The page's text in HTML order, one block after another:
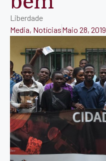
Liberdade
Media, NotíciasMaio 28, 2019